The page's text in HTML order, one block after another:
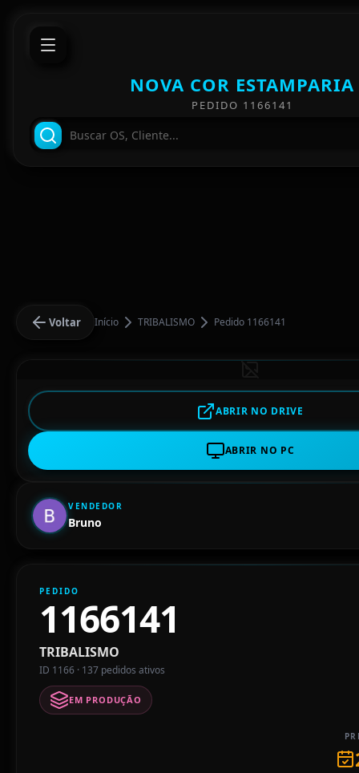
NOVA COR ESTAMPARIA
PEDIDO 1166141
Voltar Início TRIBALISMO Pedido 1166141
ABRIR NO DRIVE
ABRIR NO PC
VENDEDOR
Bruno
PEDIDO
1166141
TRIBALISMO
ID 1166 · 137 pedidos ativos
EM PRODUÇÃO